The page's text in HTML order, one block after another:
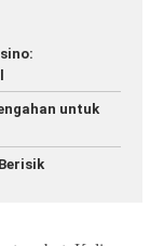
untuk